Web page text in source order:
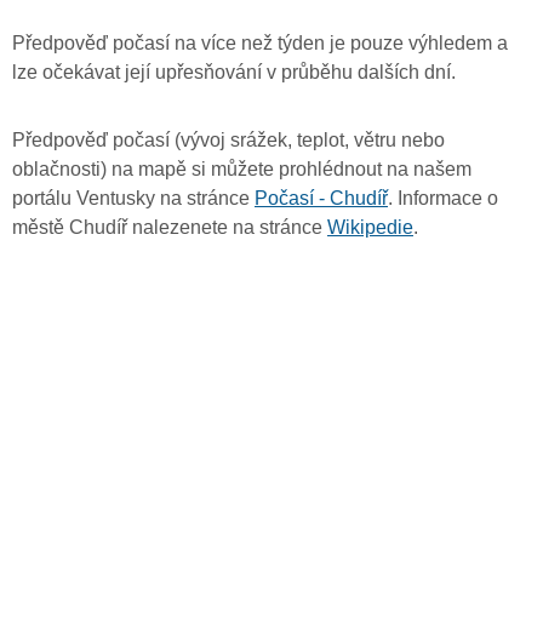
Předpověď počasí na více než týden je pouze výhledem a
lze očekávat její upřesňování v průběhu dalších dní.
Předpověď počasí (vývoj srážek, teplot, větru nebo
oblačnosti) na mapě si můžete prohlédnout na našem
portálu Ventusky na stránce Počasí - Chudíř. Informace o
městě Chudíř nalezenete na stránce Wikipedie.